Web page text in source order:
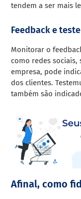
tendem a ser mais
Feedback e
Monitorar o
como redes sociais,
empresa, pode
dos clientes.
também são
Afinal, como